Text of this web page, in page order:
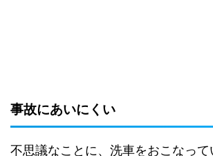
事故にあいにくい
不思議なことに、洗車をおこなって